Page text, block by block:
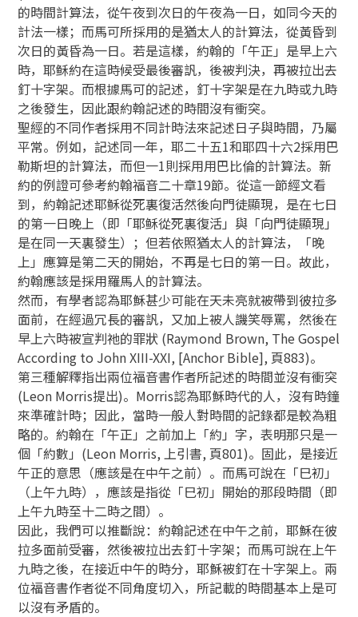
的時間計算法，從午夜到次日的午夜為一日，如同今天的
計法一樣；而馬可所採用的是猶太人的計算法，從黃昏到
次日的黃昏為一日。若是這樣，約翰的「午正」是早上六
時，耶稣約在這時候受最後審訉，後被判決，再被拉出去
釘十字架。而根據馬可的記述，釘十字架是在九時或九時
之後發生，因此跟約翰記述的時間沒有衝突。
聖經的不同作者採用不同計時法來記述日子與時間，乃屬
平常。例如，記述同一年，耶二十五1和耶四十六2採用巴
勒斯坦的計算法，而但一1則採用用巴比倫的計算法。新
約的例證可參考約翰福音二十章19節。從這一節經文看
到，約翰記述耶稣從死裏復活然後向門徒顯現，是在七日
的第一日晚上（即「耶稣從死裏復活」與「向門徒顯現」
是在同一天裏發生）；但若依照猶太人的計算法，「晚
上」應算是第二天的開始，不再是七日的第一日。故此，
約翰應該是採用羅馬人的計算法。
然而，有學者認為耶穌甚少可能在天未亮就被帶到彼拉多
面前，在經過冗長的審訉，又加上被人譏笑辱罵，然後在
早上六時被宣判祂的罪狀 (Raymond Brown, The Gospel
According to John XIII-XXI, [Anchor Bible], 頁883)。
第三種解釋指出兩位福音書作者所記述的時間並沒有衝突
(Leon Morris提出)。Morris認為耶穌時代的人，沒有時鐘
來準確計時；因此，當時一般人對時間的記錄都是較為粗
略的。約翰在「午正」之前加上「約」字，表明那只是一
個「約數」(Leon Morris, 上引書, 頁801)。固此，是接近
午正的意思（應該是在中午之前）。而馬可說在「巳初」
（上午九時），應該是指從「巳初」開始的那段時間（即
上午九時至十二時之間）。
因此，我們可以推斷說：約翰記述在中午之前，耶穌在彼
拉多面前受審，然後被拉出去釘十字架；而馬可說在上午
九時之後，在接近中午的時分，耶穌被釘在十字架上。兩
位福音書作者從不同角度切入，所記載的時間基本上是可
以沒有矛盾的。